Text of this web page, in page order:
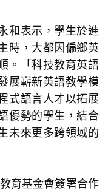
和表示，學生於進
時，大都因偏鄉英
。「科技教育英語
展嶄新英語教學模
式語言人才以拓展
優勢的學生，結合
未來更多跨領域的
育基金會簽署合作